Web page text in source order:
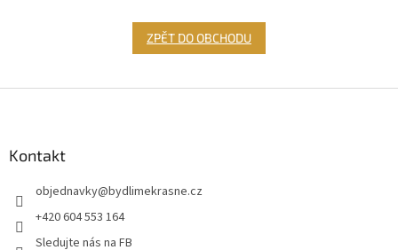
ZPĚT DO OBCHODU
Kontakt
objednavky@bydlimekrasne.cz
+420 604 553 164
Sledujte nás na FB